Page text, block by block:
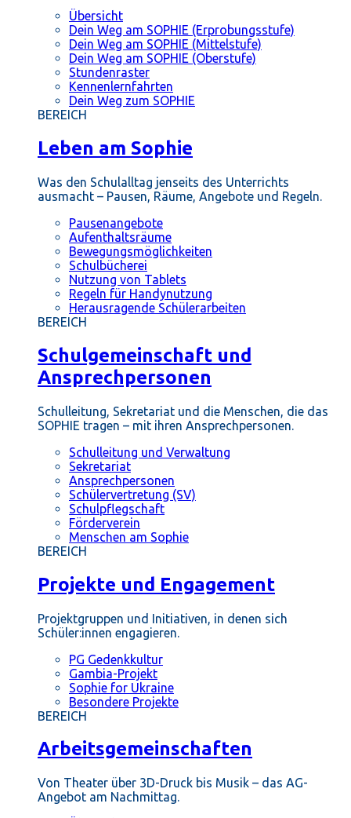
Übersicht
Dein Weg am SOPHIE (Erprobungsstufe)
Dein Weg am SOPHIE (Mittelstufe)
Dein Weg am SOPHIE (Oberstufe)
Stundenraster
Kennenlernfahrten
Dein Weg zum SOPHIE
BEREICH
Leben am Sophie
Was den Schulalltag jenseits des Unterrichts
ausmacht – Pausen, Räume, Angebote und Regeln.
Pausenangebote
Aufenthaltsräume
Bewegungsmöglichkeiten
Schulbücherei
Nutzung von Tablets
Regeln für Handynutzung
Herausragende Schülerarbeiten
BEREICH
Schulgemeinschaft und
Ansprechpersonen
Schulleitung, Sekretariat und die Menschen, die das
SOPHIE tragen – mit ihren Ansprechpersonen.
Schulleitung und Verwaltung
Sekretariat
Ansprechpersonen
Schülervertretung (SV)
Schulpflegschaft
Förderverein
Menschen am Sophie
BEREICH
Projekte und Engagement
Projektgruppen und Initiativen, in denen sich
Schüler:innen engagieren.
PG Gedenkkultur
Gambia-Projekt
Sophie for Ukraine
Besondere Projekte
BEREICH
Arbeitsgemeinschaften
Von Theater über 3D-Druck bis Musik – das AG-
Angebot am Nachmittag.